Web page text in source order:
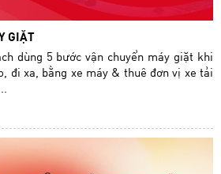
GIẶT
dùng 5 bước vận chuyển máy giặt khi
đi xa, bằng xe máy & thuê đơn vị xe tải